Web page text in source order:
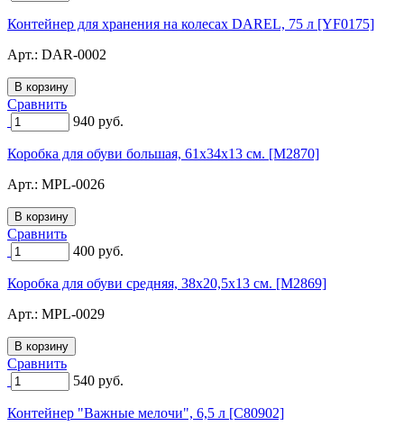
Контейнер для хранения на колесах DAREL, 75 л [YF0175]
Арт.: DAR-0002
Сравнить
940 руб.
Коробка для обуви большая, 61х34х13 см. [M2870]
Арт.: MPL-0026
Сравнить
400 руб.
Коробка для обуви средняя, 38х20,5х13 см. [M2869]
Арт.: MPL-0029
Сравнить
540 руб.
Контейнер "Важные мелочи", 6,5 л [C80902]